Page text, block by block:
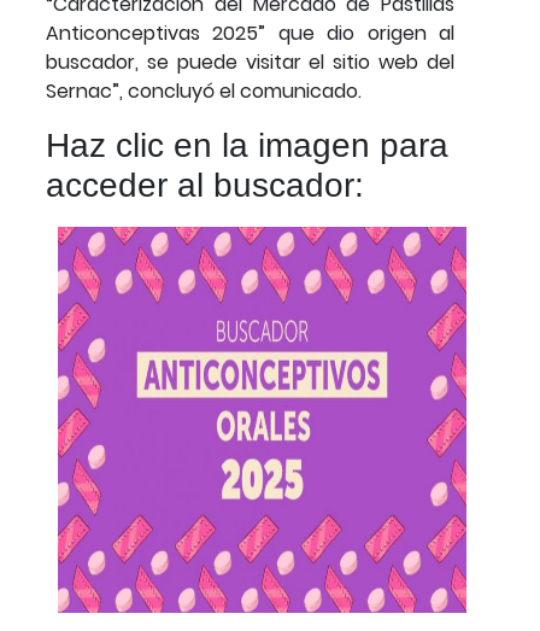
Anticonceptivas 2025” que dio origen al
buscador, se puede visitar el sitio web del
Sernac”, concluyó el comunicado.
Haz clic en la imagen para
acceder al buscador: